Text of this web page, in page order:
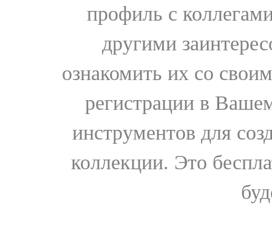
профиль с
другими
ознакомить их со
регистрации в
инструментов для
коллекции. Это